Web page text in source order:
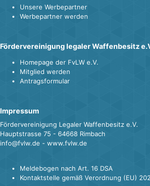
Unsere Werbepartner
Werbepartner werden
Fördervereinigung legaler Waffenbesitz
Homepage der FvLW e.V.
Mitglied werden
Antragsformular
Impressum
Fördervereinigung Legaler Waffenbesitz e.V.
Hauptstrasse 75 - 64668 Rimbach
info@fvlw.de - www.fvlw.de
Meldebogen nach Art. 16 DSA
Kontaktstelle gemäß Verordnung (EU)